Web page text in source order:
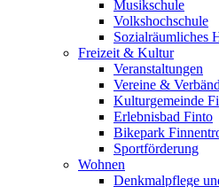
Musikschule
Volkshochschule
Sozialräumliches
Freizeit & Kultur
Veranstaltungen
Vereine &
Kulturgemeinde
Erlebnisbad Finto
Bikepark
Sportförderung
Wohnen
Denkmalpflege